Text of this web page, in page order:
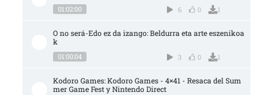
01:02:00 6 0 1
O no será-Edo ez da izango: Beldurra eta arte eszenikoa
k
01:00:04 3 0 1
Kodoro Games: Kodoro Games - 4×41 - Resaca del Sum
mer Game Fest y Nintendo Direct